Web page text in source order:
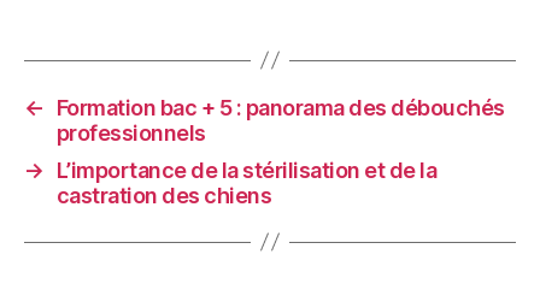
←
Formation bac + 5 : panorama des débouchés
professionnels
→
L’importance de la stérilisation et de la
castration des chiens